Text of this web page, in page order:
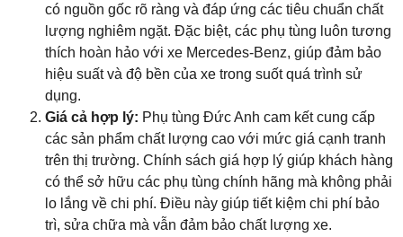
có nguồn gốc rõ ràng và đáp ứng các tiêu chuẩn chất
lượng nghiêm ngặt. Đặc biệt, các phụ tùng luôn tương
thích hoàn hảo với xe Mercedes-Benz, giúp đảm bảo
hiệu suất và độ bền của xe trong suốt quá trình sử
dụng.
Giá cả hợp lý: Phụ tùng Đức Anh cam kết cung cấp
các sản phẩm chất lượng cao với mức giá cạnh tranh
trên thị trường. Chính sách giá hợp lý giúp khách hàng
có thể sở hữu các phụ tùng chính hãng mà không phải
lo lắng về chi phí. Điều này giúp tiết kiệm chi phí bảo
trì, sửa chữa mà vẫn đảm bảo chất lượng xe.